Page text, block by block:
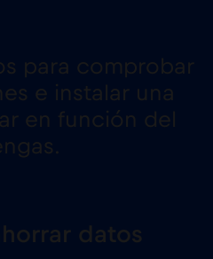
para comprobar
e instalar una
en función del
datos